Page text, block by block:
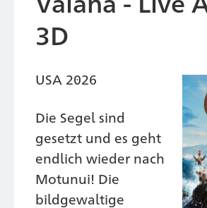
3D
USA 2026
Die Segel sind
gesetzt und es geht
endlich wieder nach
Motunui! Die
bildgewaltige